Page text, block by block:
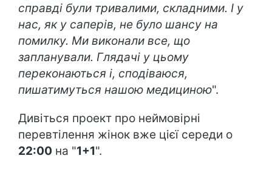
справді були тривалими, складними. І у
нас, як у саперів, не було шансу на
помилку. Ми виконали все, що
запланували. Глядачі у цьому
переконаються і, сподіваюся,
пишатимуться нашою медициною".
Дивіться проект про неймовірні
перевтілення жінок вже цієї середи о
22:00 на "1+1".